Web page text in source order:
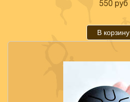
550 руб
В корзину